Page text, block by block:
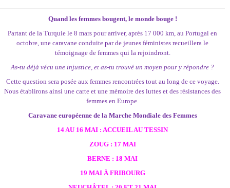
Quand les femmes bougent, le monde bouge !
Partant de la Turquie le 8 mars pour arriver, après 17 000 km, au Portugal en
octobre, une caravane conduite par de jeunes féministes recueillera le
témoignage de femmes qui la rejoindront.
As-tu déjà vécu une injustice, et as-tu trouvé un moyen pour y répondre ?
Cette question sera posée aux femmes rencontrées tout au long de ce voyage.
Nous établirons ainsi une carte et une mémoire des luttes et des résistances des
femmes en Europe.
Caravane européenne de la Marche Mondiale des Femmes
14 AU 16 MAI : ACCUEIL AU TESSIN
ZOUG : 17 MAI
BERNE : 18 MAI
19 MAI À FRIBOURG